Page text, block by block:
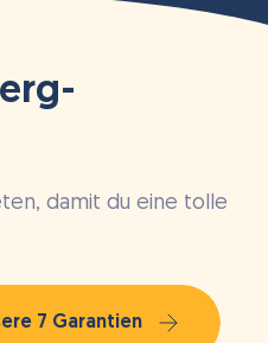
damit du eine tolle
7 Garantien